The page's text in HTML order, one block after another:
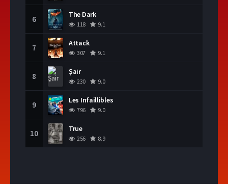
6 The Dark
118 9.1
7 Attack
307 9.1
8 Şair
230 9.0
9 Les Infaillibles
796 9.0
10 True
256 8.9